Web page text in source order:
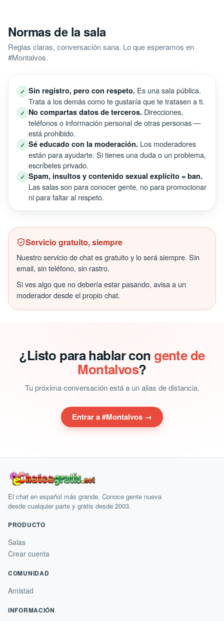
Normas de la sala
Reglas claras, conversación sana. Lo que esperamos en
#Montalvos.
✓ Sin registro, pero con respeto. Es una sala pública.
Trata a los demás como te gustaría que te tratasen a ti.
✓ No compartas datos de terceros. Direcciones,
teléfonos o información personal de otras personas —
está prohibido.
✓ Sé educado con la moderación. Los moderadores
están para ayudarte. Si tienes una duda o un problema,
escríbeles privado.
✓ Spam, insultos y contenido sexual explícito = ban.
Las salas son para conocer gente, no para promocionar
ni para faltar al respeto.
Servicio gratuito, siempre
Nuestro servicio de chat es gratuito y lo será siempre. Sin
email, sin teléfono, sin rastro.
Si ves algo que no debería estar pasando, avisa a un
moderador desde el propio chat.
¿Listo para hablar con gente de
Montalvos?
Tu próxima conversación está a un alias de distancia.
Entrar a #Montalvos →
El chat en español más grande. Conoce gente nueva
desde cualquier parte y gratis desde 2003.
PRODUCTO
Salas
Crear cuenta
COMUNIDAD
Amistad
INFORMACIÓN